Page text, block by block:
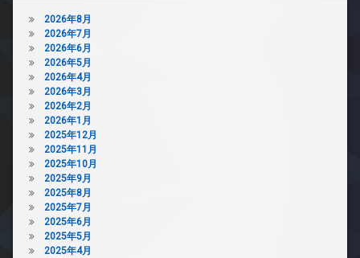
2026年8月
2026年7月
2026年6月
2026年5月
2026年4月
2026年3月
2026年2月
2026年1月
2025年12月
2025年11月
2025年10月
2025年9月
2025年8月
2025年7月
2025年6月
2025年5月
2025年4月